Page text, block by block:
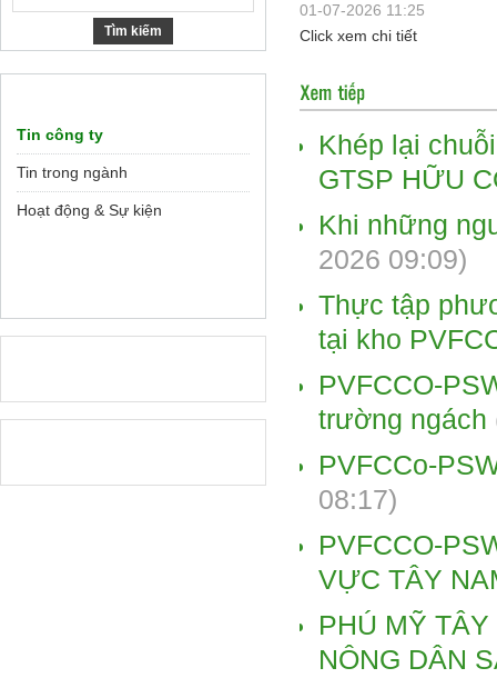
Tin công ty
Tin trong ngành
Hoạt động & Sự kiện
01-07-2026 11:25
Click xem chi tiết
Khép lại
GTSP HỮU
Khi những
2026 09:09)
Thực tập
tại kho
PVFCCO-
trường ngách
PVFCCo-
08:17)
PVFCCO-
VỰC TÂY
PHÚ MỸ
NÔNG DÂN